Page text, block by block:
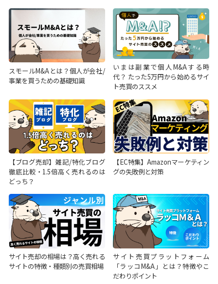
スモールM&Aとは？個人が会社/
事業を買うための基礎知識
いまは副業で個人M&Aする時
代？ たった5万円から始めるサイ
ト売買のススメ
【ブログ売却】雑記/特化ブログ
徹底比較・1.5倍高く売れるのは
どっち？
【EC特集】Amazonマーケティン
グの失敗例と対策
サイト売却の相場は？高く売れる
サイトの特徴・種類別の売買相場
サイト売買プラットフォーム
「ラッコM&A」とは？特徴やこ
だわりポイント